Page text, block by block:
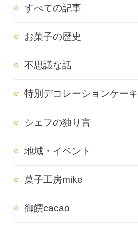
すべての記事
お菓子の歴史
不思議な話
特別デコレーションケーキ
シェフの独り言
地域・イベント
菓子工房mike
御饌cacao